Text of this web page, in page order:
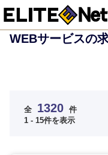
WEBサービスの
全 1320 件
1 - 15件を表示